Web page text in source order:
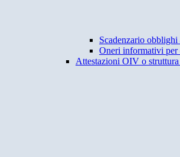
Scadenzario
Oneri informativi per
Attestazioni OIV o struttura